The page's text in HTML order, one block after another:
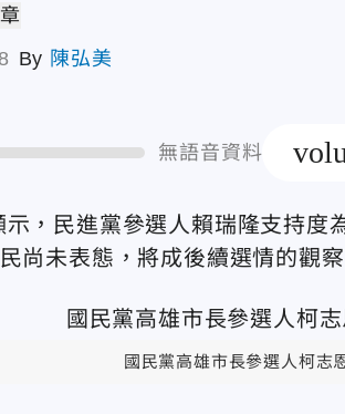
By 陳弘美
無語音資料
，民進黨參選人賴瑞隆支持度
尚未表態，將成後續選情的觀察
國民黨高雄市長參選人柯志